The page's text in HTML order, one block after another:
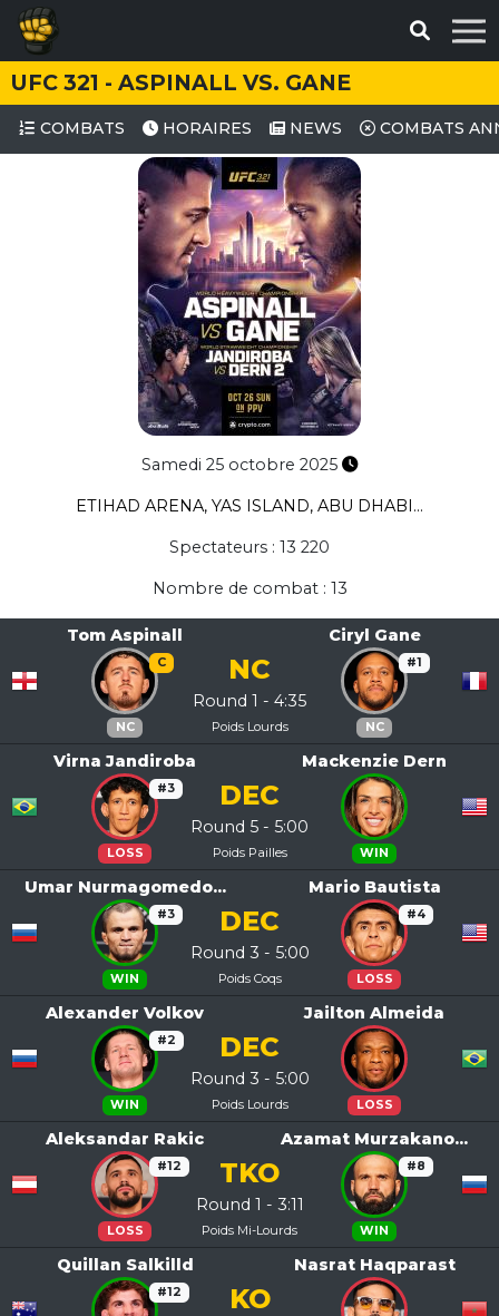
UFC 321 - ASPINALL VS. GANE
COMBATS HORAIRES NEWS COMBATS
Samedi 25 octobre 2025
ETIHAD ARENA, YAS ISLAND, ABU DHABI...
Spectateurs : 13 220
Nombre de combat : 13
Tom Aspinall
C
NC
Ciryl Gane
#1
NC
NC
Round 1 - 4:35
Poids Lourds
Virna Jandiroba
#3
LOSS
Mackenzie Dern
WIN
DEC
Round 5 - 5:00
Poids Pailles
Umar Nurmagomedo...
#3
WIN
Mario Bautista
#4
LOSS
DEC
Round 3 - 5:00
Poids Coqs
Alexander Volkov
#2
WIN
Jailton Almeida
LOSS
DEC
Round 3 - 5:00
Poids Lourds
Aleksandar Rakic
#12
LOSS
Azamat Murzakano...
#8
WIN
TKO
Round 1 - 3:11
Poids Mi-Lourds
Quillan Salkilld
#12
Nasrat Haqparast
KO